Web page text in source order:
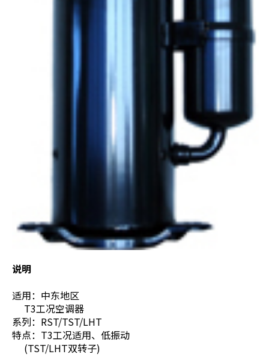
说明
适用：中东地区
T3工况空调器
系列：RST/TST/LHT
特点：T3工况适用、低振动
(TST/LHT双转子)